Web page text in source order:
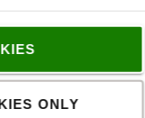
ONLY
støj" udviklet
og
med